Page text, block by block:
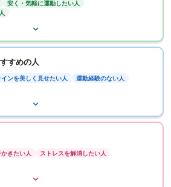
安く・気軽に運動したい人
すめの人
ンを美しく見せたい人 運動経験のない人
かきたい人 ストレスを解消したい人